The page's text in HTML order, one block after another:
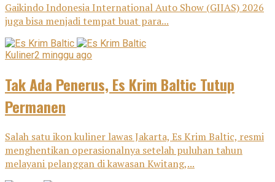
Gaikindo Indonesia International Auto Show (GIIAS) 2026
juga bisa menjadi tempat buat para...
Kuliner2 minggu ago
Tak Ada Penerus, Es Krim Baltic Tutup
Permanen
Salah satu ikon kuliner lawas Jakarta, Es Krim Baltic, resmi
menghentikan operasionalnya setelah puluhan tahun
melayani pelanggan di kawasan Kwitang,...